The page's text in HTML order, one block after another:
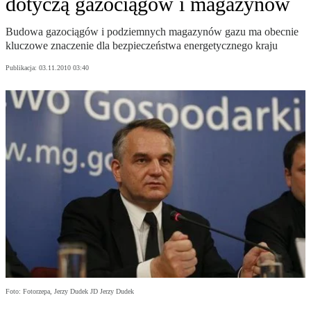
Budowa gazociągów i podziemnych magazynów gazu ma obecnie
kluczowe znaczenie dla bezpieczeństwa energetycznego kraju
Publikacja: 03.11.2010 03:40
Foto: Fotorzepa, Jerzy Dudek JD Jerzy Dudek